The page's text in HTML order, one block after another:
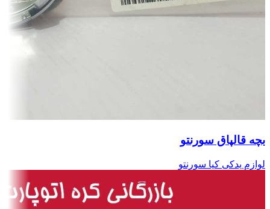
بچه قالپاق سورنتو
لوازم یدکی کیا سورنتو